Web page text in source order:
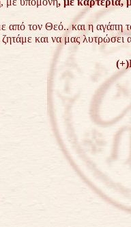
από τον Θεό.. και η αγάπη
και να μας